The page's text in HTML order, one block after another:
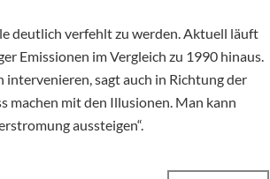
deutlich verfehlt zu werden. Aktuell läuft
Emissionen im Vergleich zu 1990 hinaus.
sagt auch in Richtung der
machen mit den Illusionen. Man kann
aussteigen“.